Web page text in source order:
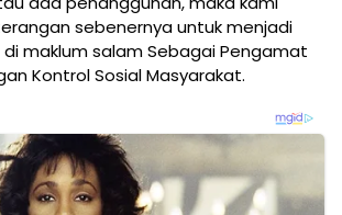
sebenernya untuk menjadi
maklum salam Sebagai Pengamat
Kontrol Sosial Masyarakat.